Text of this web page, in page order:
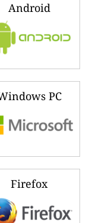
Android
PC
Firefox